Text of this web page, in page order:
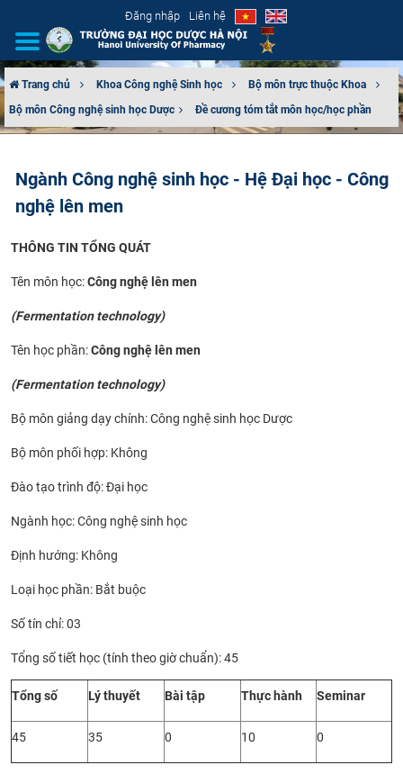
Đăng nhập Liên hệ
GIỚI THIỆU
TUYỂN SINH
ĐÀO TẠO
ĐẢM BẢO CHẤT LƯỢNG
KHOA HỌC CÔNG NGHỆ
HTQT
CỰU NGƯỜI HỌC
Trang chủ Khoa Công nghệ Sinh học
Bộ môn trực thuộc Khoa
Bộ môn Công nghệ sinh học Dược​
Đề cương tóm tắt môn học/học phần
Ngành Công nghệ sinh học - Hệ Đại học - Công
nghệ lên men
THÔNG TIN TỔNG QUÁT
Tên môn học:Công nghệ lên men
(Fermentation technology)
Tên học phần:Công nghệ lên men
(Fermentation technology)
Bộ môn giảng dạy chính: Công nghệ sinh học Dược
Bộ môn phối hợp: Không
Đào tạo trình độ: Đại học
Ngành học: Công nghệ sinh học
Định hướng: Không
Loại học phần: Bắt buộc
Số tín chỉ: 03
Tổng số tiết học (tính theo giờ chuẩn): 45
Tổng số Lý thuyết Bài tập Thực hành Seminar
45 35 0 10 0